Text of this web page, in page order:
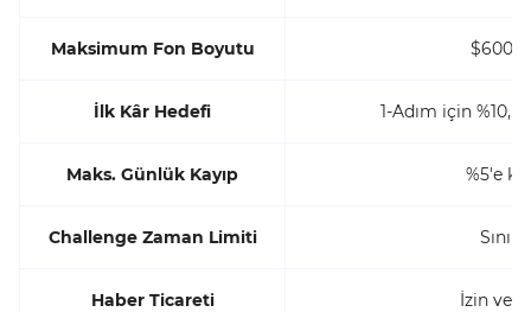
Maksimum Fon Boyutu
İlk Kâr Hedefi 1-Adım için %10,
Maks. Günlük Kayıp %5'e
Challenge Zaman Limiti
Haber Ticareti İzin